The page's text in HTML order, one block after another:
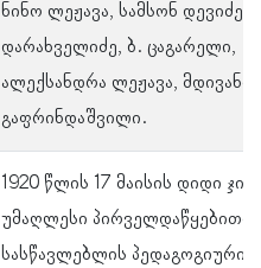
ნინო ლეჟავა, სამსონ დევიძე,
დარახველიძე, ბ. ცაგარელი,
ალექსანდრა ლეჟავა, მდივანი
გაფრინდაშვილი.
1920 წლის 17 მაისის დიდი
უმაღლესი პირველდაწყებითი
სასწავლებლის პედაგოგიური